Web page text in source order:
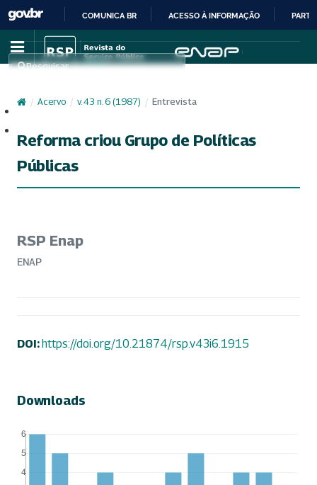
IR
PARA
CONTEÚDO
COMUNICA BR ACESSO À INFORMAÇÃO
Pesquisar
/ Acervo / v. 43 n. 6 (1987) / Entrevista
Reforma criou Grupo de Políticas
Públicas
RSP Enap
ENAP
DOI:https://doi.org/10.21874/rsp.v43i6.1915
Downloads